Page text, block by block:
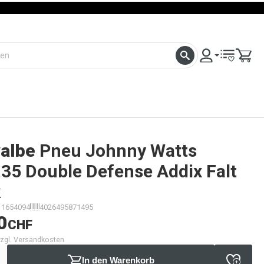
Pneu Johnny Watts
Double Defense Addix Falt
4026495871495
CHF
Versandkosten
In den Warenkorb